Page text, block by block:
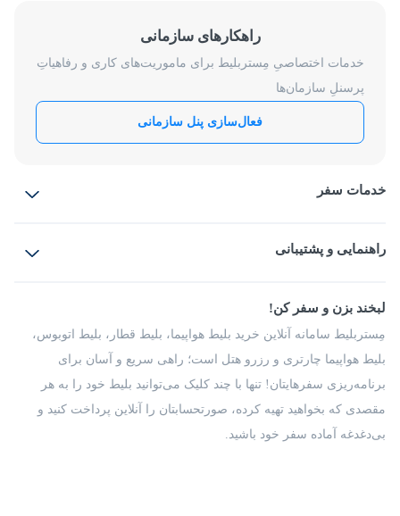
راهکارهای سازمانی
خدمات اختصاصیِ مِستربلیط برای ماموریت‌های کاری و رفاهیاتِ
پرسنلِ سازمان‌ها
فعال‌سازی پنل سازمانی
خدمات سفر
بلیط قطار
راهنمایی و پشتیبانی
شرایط و مقررات
راهکار سازمانی
فرصت‌های شغلی
درباره ما
لبخند بزن و سفر کن!
مِستربلیط سامانه آنلاین خرید بلیط هواپیما، بلیط قطار، بلیط اتوبوس،
بلیط هواپیما چارتری و رزرو هتل است؛ راهی سریع و آسان برای
برنامه‌ریزی سفرهایتان! تنها با چند کلیک می‌توانید بلیط خود را به هر
مقصدی که بخواهید تهیه کرده، صورتحسابتان را آنلاین پرداخت کنید و
بی‌دغدغه آماده سفر خود باشید.